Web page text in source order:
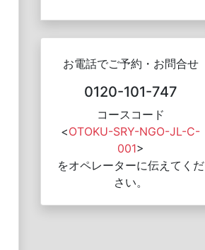
お電話でご予約・お問合せ
0120-101-747
コースコード
<OTOKU-SRY-NGO-JL-C-
001>
をオペレーターに伝えてくだ
さい。